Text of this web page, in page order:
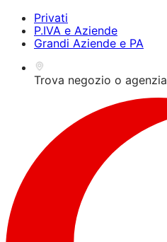
modalità lettore dello
schermo, Alt+0 per
annullare
lettori dello schermo,
feedback e segnalazione
dei problemi | Nuova
Privati
P.IVA e Aziende
Grandi Aziende e PA
Trova negozio o agenzia